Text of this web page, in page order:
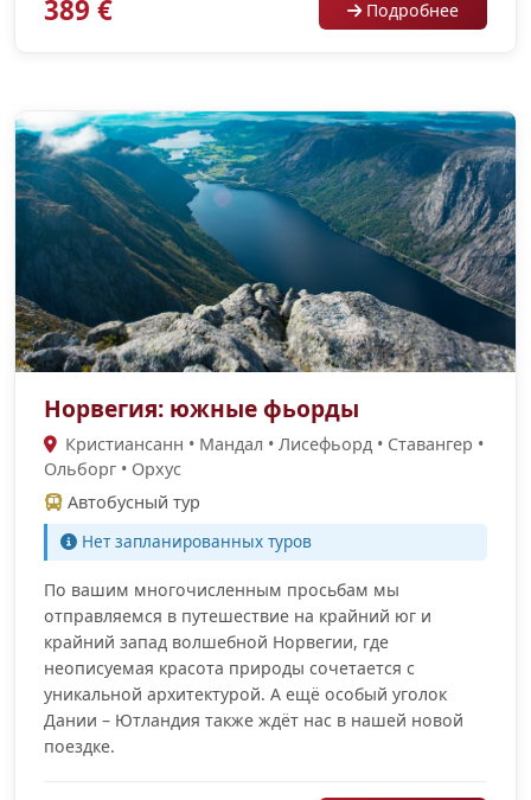
389 € Подробнее
Норвегия: южные фьорды
Кристиансанн • Мандал • Лисефьорд • Ставангер •
Ольборг • Орхус
Автобусный тур
Нет запланированных туров
По вашим многочисленным просьбам мы
отправляемся в путешествие на крайний юг и
крайний запад волшебной Норвегии, где
неописуемая красота природы сочетается с
уникальной архитектурой. А ещё особый уголок
Дании – Ютландия также ждёт нас в нашей новой
поездке.